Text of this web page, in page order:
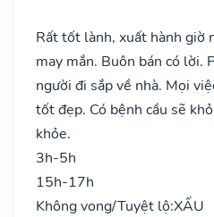
Rất tốt lành, xuất hành giờ
may mắn. Buôn bán có lời.
người đi sắp về nhà. Mọi
tốt đẹp. Có bệnh cầu sẽ
khỏe.
3h-5h
15h-17h
Không vong/Tuyệt lộ:XẤU